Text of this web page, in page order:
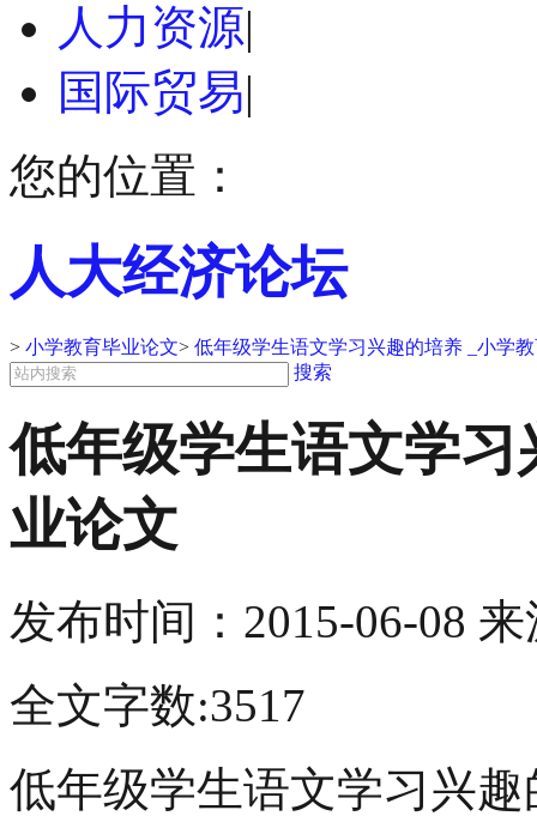
人力资源|
国际贸易|
您的位置：
人大经济论坛
> 小学教育毕业论文> 低年级学生语文学习兴趣的培养 _小学
搜索
低年级学生语文学
业论文
发布时间： 2015-06-08 来
全文字数:3517
低年级学生语文学习兴趣